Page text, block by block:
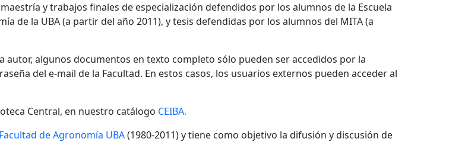
y trabajos finales de especialización defendidos por los alumnos de la Escuela
de la UBA (a partir del año 2011), y tesis defendidas por los alumnos del MITA (a
algunos documentos en texto completo sólo pueden ser accedidos por la
del e-mail de la Facultad. En estos casos, los usuarios externos pueden acceder al
Central, en nuestro catálogo CEIBA.
de Agronomía UBA(1980-2011) y tiene como objetivo la difusión y discusión de